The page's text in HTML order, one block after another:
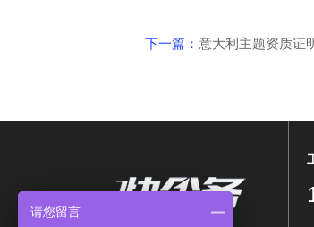
下一篇： 意大利主题资质证
请您留言